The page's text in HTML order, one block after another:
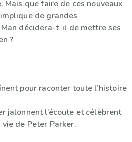
que faire de ces nouveaux
de grandes
décidera-t-il de mettre ses
?
pour raconter toute l’histoire
jalonnent l’écoute et célèbrent
de Peter Parker.